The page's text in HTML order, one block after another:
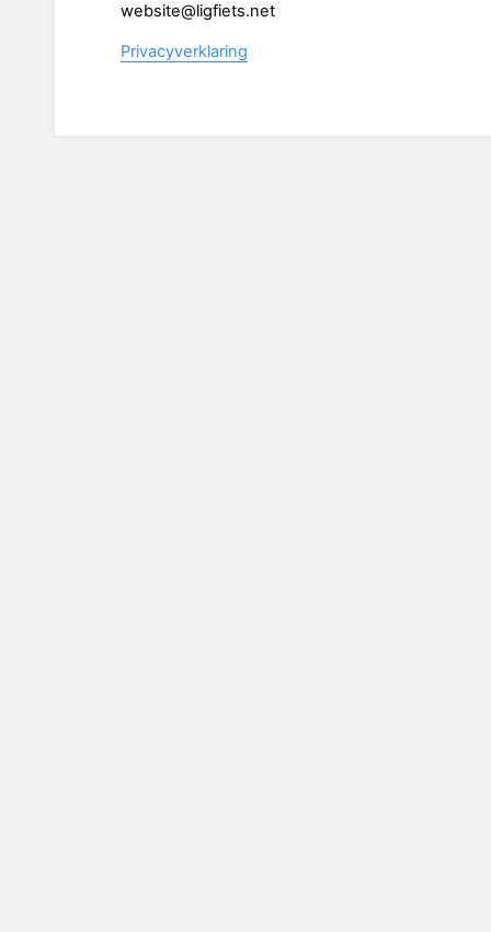
website@ligfiets.net
Privacyverklaring